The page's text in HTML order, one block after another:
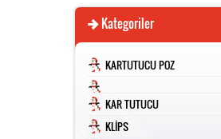
İMALATLARIMIZ
YOU TUBE
Kategoriler
KARTUTUCU POZ
KAR TUTUCU
KLİPS